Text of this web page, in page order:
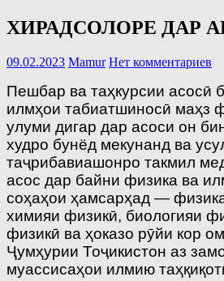
ХИРАДСОЛОРЕ ДАР
09.02.2023 Mamur Нет комментариев
Пешбар ва таҳкурсии асосӣ
илмҳои табиатшиносӣ маҳз
улуми дигар дар асоси он
худро бунёд мекунанд ва
таҷрибавиашонро такмил
асос дар байни физика ва
соҳаҳои ҳамсарҳад —
химияи физикӣ, биологияи
физикӣ ва ҳоказо рӯйи кор
Ҷумҳурии Тоҷикистон аз
муассисаҳои илмию